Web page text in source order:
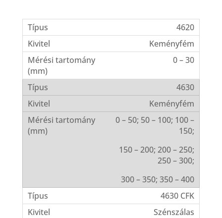
4620
Keményfém
0 – 30
4630
Keményfém
0 – 50; 50 – 100; 100 –
150;
150 – 200; 200 – 250;
250 – 300;
300 – 350; 350 – 400
4630 CFK
Szénszálas